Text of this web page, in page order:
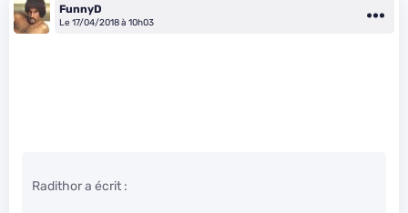
FunnyD
Le 17/04/2018 à 10h03
Radithor a écrit :